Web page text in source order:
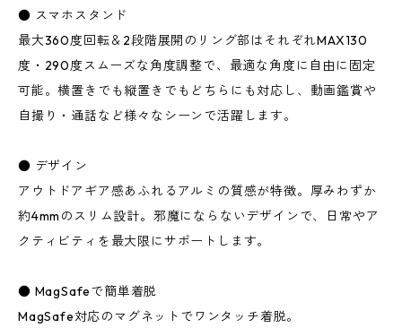
● スマホスタンド
最大360度回転＆2段階展開のリング部はそれぞれMAX130
度・290度スムーズな角度調整で、最適な角度に自由に固定
可能。横置きでも縦置きでもどちらにも対応し、動画鑑賞や
自撮り・通話など様々なシーンで活躍します。
● デザイン
アウトドアギア感あふれるアルミの質感が特徴。厚みわずか
約4mmのスリム設計。邪魔にならないデザインで、日常やア
クティビティを最大限にサポートします。
● MagSafeで簡単着脱
MagSafe対応のマグネットでワンタッチ着脱。